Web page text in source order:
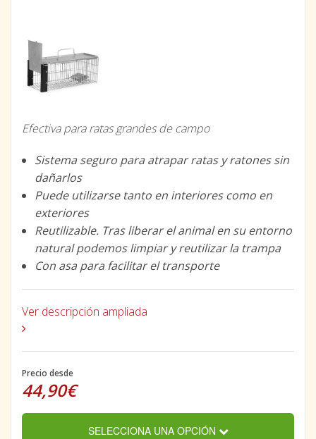
Efectiva para ratas grandes de campo
Sistema seguro para atrapar ratas y ratones sin
dañarlos
Puede utilizarse tanto en interiores como en
exteriores
Reutilizable. Tras liberar el animal en su entorno
natural podemos limpiar y reutilizar la trampa
Con asa para facilitar el transporte
Ver descripción ampliada
Precio desde
44,90€
SELECCIONA UNA OPCIÓN